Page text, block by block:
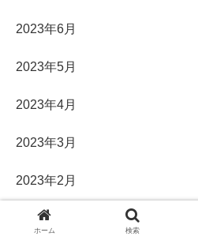
2023年6月
2023年5月
2023年4月
2023年3月
2023年2月
2023年1月
ホーム 検索